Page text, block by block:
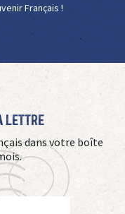
Français !
Lettre
dans votre boîte